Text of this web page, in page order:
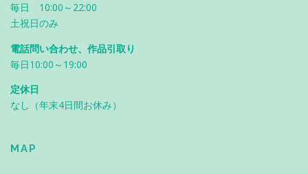
毎日 10:00～22:00
土祝日のみ
電話問い合わせ、作品引取り
毎日10:00～19:00
定休日
なし（年末4日間お休み）
MAP